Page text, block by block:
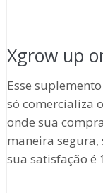
Xgrow up
Esse
só comercializa
onde sua
maneira segura,
sua satisfação é